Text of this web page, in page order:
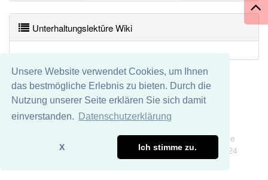
Unsere Website verwendet Cookies, um Ihnen
das bestmögliche Erlebnis zu bieten. Durch die
Nutzung unserer Seite erklären Sie sich damit
einverstanden.
Datenschutzerklärung
X Ich stimme zu.
Häufigkeit: 2 von 10
Wörter mit Endung -unterhaltungslektüre
aber mit
einem anderen Artikeldie: 0
97% unserer Spielapp-Nutzer haben den Artikel
Unterhaltungslektüre Wiki
Wir übernehmen keine Garantie und keine Haftung für die
Richtigkeit und Vollständigkeit dieser Seite. DDDEasy 2024